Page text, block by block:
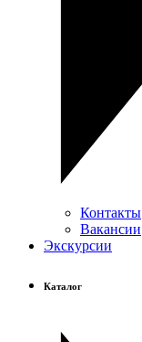
Контакты
Вакансии
Экскурсии
Каталог